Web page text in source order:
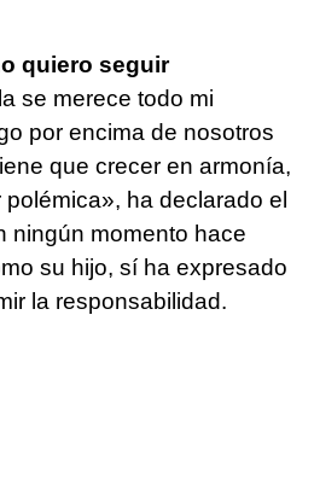
quiero seguir
se merece todo mi
por encima de nosotros
que crecer en armonía,
ha declarado el
ningún momento hace
su hijo, sí ha expresado
la responsabilidad.